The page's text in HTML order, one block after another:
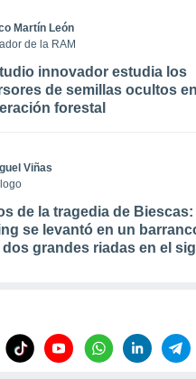
Martín León
de la RAM
innovador estudia los
de semillas ocultos
forestal
Viñas
de la tragedia de Biescas:
se levantó en un
grandes riadas en el